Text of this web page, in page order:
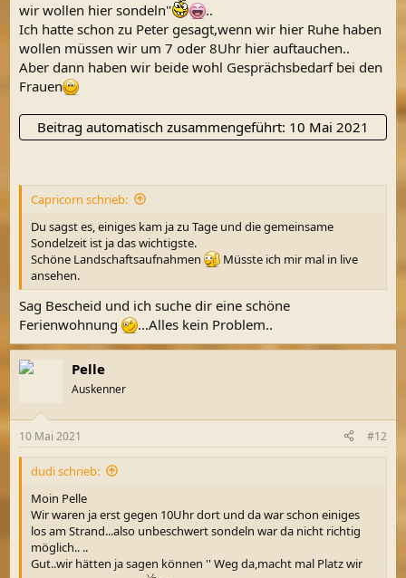
wir wollen hier sondeln''
..
Ich hatte schon zu Peter gesagt,wenn wir hier Ruhe haben
wollen müssen wir um 7 oder 8Uhr hier auftauchen..
Aber dann haben wir beide wohl Gesprächsbedarf bei den
Frauen
Beitrag automatisch zusammengeführt: 10 Mai 2021
Capricorn schrieb:
Du sagst es, einiges kam ja zu Tage und die gemeinsame
Sondelzeit ist ja das wichtigste.
Schöne Landschaftsaufnahmen
Müsste ich mir mal in live
ansehen.
Sag Bescheid und ich suche dir eine schöne
Ferienwohnung
...Alles kein Problem..
Pelle
Auskenner
10 Mai 2021 #12
dudi schrieb:
Moin Pelle
Wir waren ja erst gegen 10Uhr dort und da war schon einiges
los am Strand...also unbeschwert sondeln war da nicht richtig
möglich.. ..
Gut..wir hätten ja sagen können '' Weg da,macht mal Platz wir